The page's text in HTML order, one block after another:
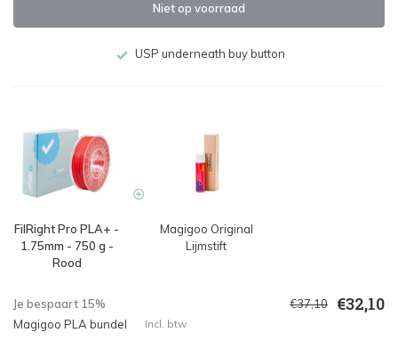
Niet op voorraad
USP underneath buy button
FilRight Pro PLA+ -
1.75mm - 750 g -
Rood
Magigoo Original
Lijmstift
Je bespaart 15% €37,10 €32,10
Magigoo PLA bundel Incl. btw